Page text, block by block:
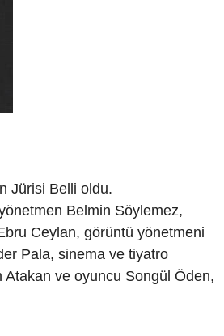
Jürisi Belli oldu.
Belmin Söylemez,
Ceylan, görüntü yönetmeni
Pala, sinema ve tiyatro
ve oyuncu Songül Öden,